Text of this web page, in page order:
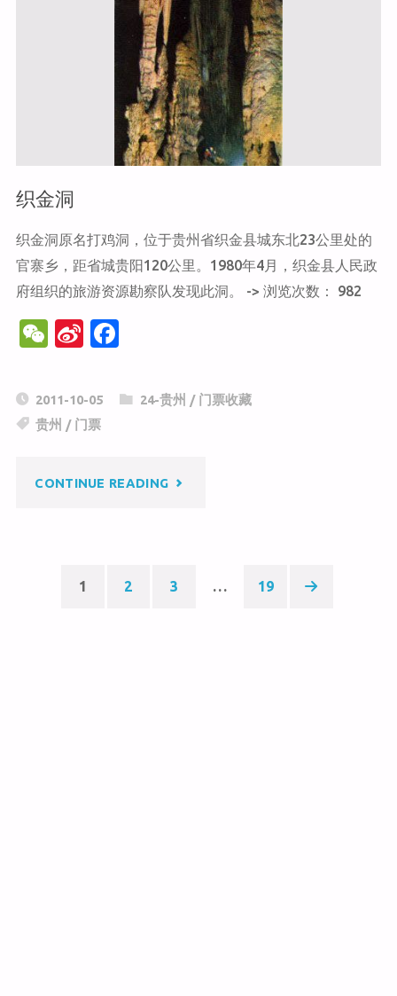
织金洞
织金洞原名打鸡洞，位于贵州省织金县城东北23公里处的
官寨乡，距省城贵阳120公里。1980年4月，织金县人民政
府组织的旅游资源勘察队发现此洞。 -> 浏览次数： 982
W
C
h
Si
a
W
b
F
c
o
2011-10-05 24-贵州 / 门票收藏
贵州 / 门票
CONTINUE READING"织
1 2 3 … 19